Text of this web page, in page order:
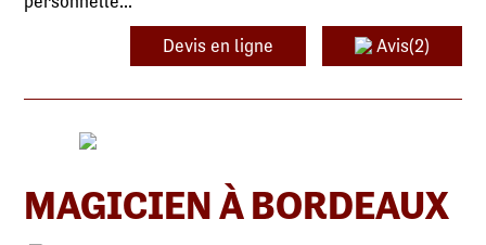
Devis en ligne Avis(2)
MAGICIEN À BORDEAUX